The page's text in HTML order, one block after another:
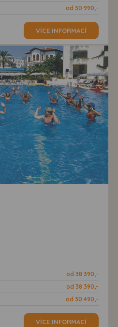
od 30 990,-
VÍCE INFORMACÍ
od 38 390,-
od 38 390,-
od 30 490,-
VÍCE INFORMACÍ